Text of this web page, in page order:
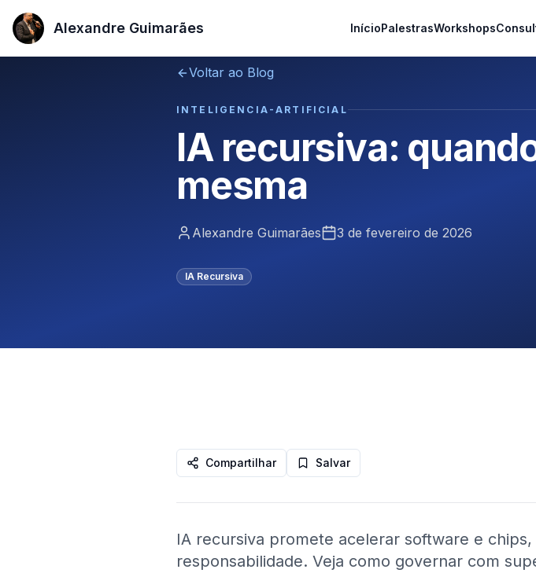
Alexandre Guimarães
Alexandre Guimarães InícioPalestrasWorkshops
Voltar ao Blog
INTELIGENCIA-ARTIFICIAL
IA recursiva:
mesma
Alexandre Guimarães 3 de fevereiro de 2026
IA Recursiva
Compartilhar Salvar
IA recursiva promete acelerar software e
responsabilidade. Veja como governar com